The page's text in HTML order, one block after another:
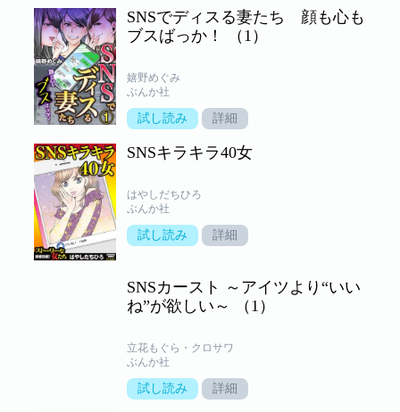
SNSでディスる妻たち 顔も心も
ブスばっか！ （1）
嬉野めぐみ
ぶんか社
試し読み 詳細
SNSキラキラ40女
はやしだちひろ
ぶんか社
試し読み 詳細
SNSカースト ～アイツより“いい
ね”が欲しい～ （1）
立花もぐら・クロサワ
ぶんか社
試し読み 詳細